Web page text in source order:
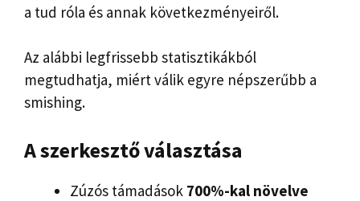
a tud róla és annak következményeiről.
Az alábbi legfrissebb statisztikákból
megtudhatja, miért válik egyre népszerűbb a
smishing.
A szerkesztő választása
Zúzós támadások 700%-kal növelve